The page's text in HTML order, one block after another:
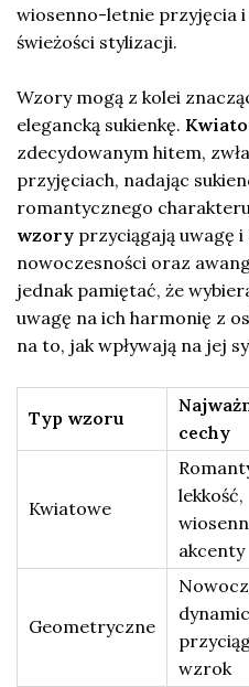
wiosenno-letnie przyjęcia i
świeżości stylizacji.
Wzory mogą z kolei
elegancką sukienkę.
zdecydowanym hitem,
przyjęciach, nadając
romantycznego
wzory przyciągają uwagę
nowoczesności oraz
jednak pamiętać, że
uwagę na ich harmonię z
na to, jak wpływają na jej
Typ wzoru
cechy
Kwiatowe
lekkość,
akcenty
Geometryczne
wzrok